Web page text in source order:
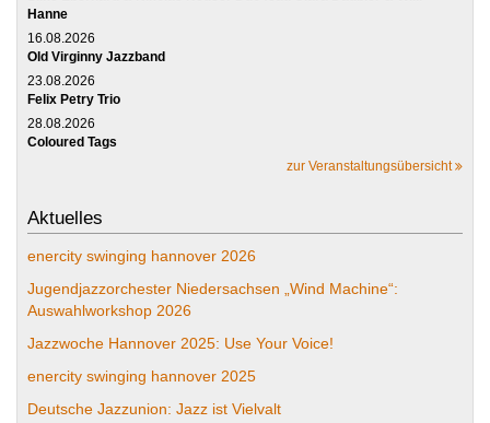
Hanne
16.08.2026
Old Virginny Jazzband
23.08.2026
Felix Petry Trio
28.08.2026
Coloured Tags
zur Veranstaltungsübersicht
Aktuelles
enercity swinging hannover 2026
Jugendjazzorchester Niedersachsen „Wind Machine“:
Auswahlworkshop 2026
Jazzwoche Hannover 2025: Use Your Voice!
enercity swinging hannover 2025
Deutsche Jazzunion: Jazz ist Vielvalt